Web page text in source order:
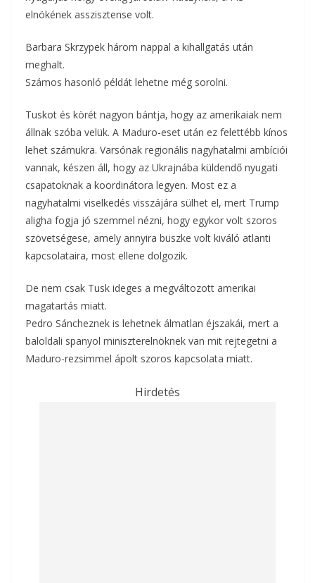
elnökének asszisztense volt.
Barbara Skrzypek három nappal a kihallgatás után
meghalt.
Számos hasonló példát lehetne még sorolni.
Tuskot és körét nagyon bántja, hogy az amerikaiak nem
állnak szóba velük. A Maduro-eset után ez felettébb kínos
lehet számukra. Varsónak regionális nagyhatalmi ambíciói
vannak, készen áll, hogy az Ukrajnába küldendő nyugati
csapatoknak a koordinátora legyen. Most ez a
nagyhatalmi viselkedés visszájára sülhet el, mert Trump
aligha fogja jó szemmel nézni, hogy egykor volt szoros
szövetségese, amely annyira büszke volt kiváló atlanti
kapcsolataira, most ellene dolgozik.
De nem csak Tusk ideges a megváltozott amerikai
magatartás miatt.
Pedro Sáncheznek is lehetnek álmatlan éjszakái, mert a
baloldali spanyol miniszterelnöknek van mit rejtegetni a
Maduro-rezsimmel ápolt szoros kapcsolata miatt.
Hirdetés